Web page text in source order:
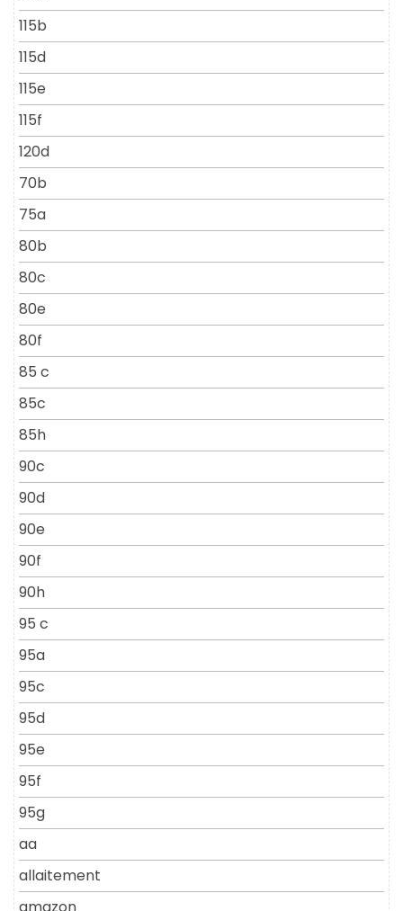
115b
115d
115e
115f
120d
70b
75a
80b
80c
80e
80f
85 c
85c
85h
90c
90d
90e
90f
90h
95 c
95a
95c
95d
95e
95f
95g
aa
allaitement
amazon